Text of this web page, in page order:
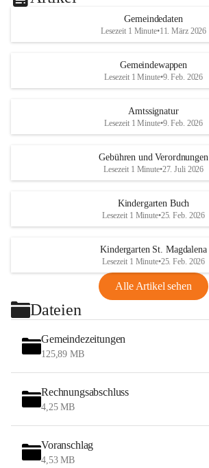
Gemeindedaten
Lesezeit 1 Minute•11. März 2026
Gemeindewappen
Lesezeit 1 Minute•9. Feb. 2026
Amtssignatur
Lesezeit 1 Minute•9. Feb. 2026
Gebühren und Verordnungen
Lesezeit 1 Minute•27. Juli 2026
Kindergarten Buch
Lesezeit 1 Minute•25. Feb. 2026
Kindergarten St. Magdalena
Lesezeit 1 Minute•25. Feb. 2026
Alle Artikel sehen
Dateien
Gemeindezeitungen
125,89 MB
Rechnungsabschluss
4,25 MB
Voranschlag
4,53 MB